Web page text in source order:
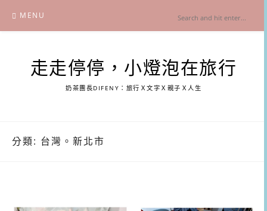
content
MENU
走走停停，小燈泡在旅行
奶茶團長DIFENY：旅行Ｘ文字Ｘ親子Ｘ人生
分類: 台灣。新北市